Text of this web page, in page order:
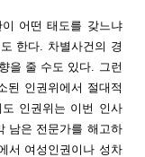
어떤 태도를 갖느냐
한다. 차별사건의 경
을 줄 수도 있다. 그런
된 인권위에서 절대적
인권위는 이번 인사
남은 전문가를 해고하
서 여성인권이나 성차